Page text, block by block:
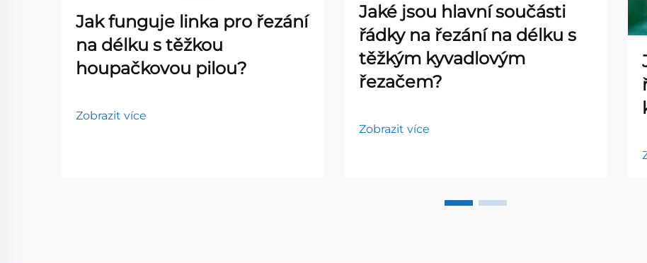
Jak funguje linka pro řezání
na délku s těžkou
houpačkovou pilou?
Zobrazit více
Jaké jsou hlavní součásti
řádky na řezání na délku s
těžkým kyvadlovým
řezačem?
Zobrazit více